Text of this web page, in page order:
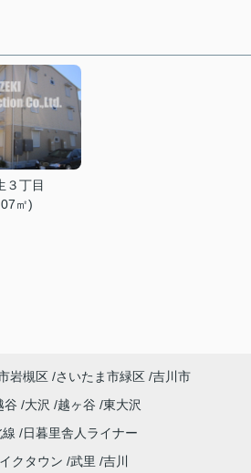
３丁目
㎡)
岩槻区 さいたま市緑区 吉川市
谷 大沢 越ヶ谷 東大沢
日暮里舎人ライナー
クタウン 武里 吉川